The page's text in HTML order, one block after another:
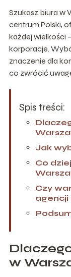
Szukasz biura w
centrum Polski,
każdej wielkości
korporacje.
znaczenie dla
co zwrócić
Spis treści:
Jak
Co
Czy
agencji
w